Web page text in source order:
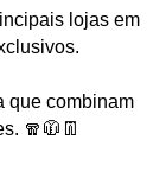
lojas em
que combinam
🧣🧥👖